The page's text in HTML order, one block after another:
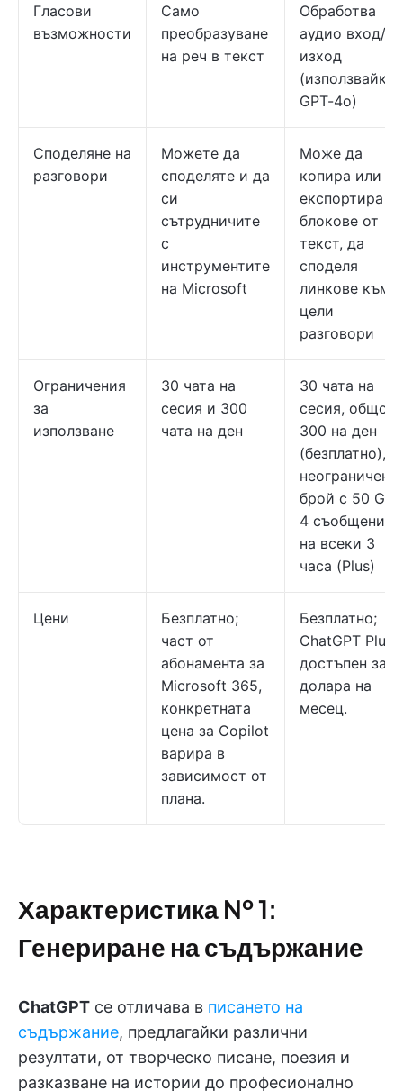
Гласови
възможности
Само
преобразуване
на реч в текст
Обработва
аудио вход/
изход
(използвайки
GPT-4o)
Споделяне на
разговори
Можете да
споделяте и да
си
сътрудничите
с
инструментите
на Microsoft
Може да
копира или
експортира
блокове от
текст, да
споделя
линкове към
цели
разговори
Ограничения
за
използване
30 чата на
сесия и 300
чата на ден
30 чата на
сесия, общо
300 на ден
(безплатно),
неограничен
брой с 50
4 съобщения
на всеки 3
часа (Plus)
Цени
Безплатно;
част от
абонамента за
Microsoft 365,
конкретната
цена за Copilot
варира в
зависимост от
плана.
Безплатно;
ChatGPT Plus
достъпен за
долара на
месец.
Характеристика № 1:
Генериране на съдържание
ChatGPT се отличава в писането на
съдържание, предлагайки различни
резултати, от творческо писане, поезия и
разказване на истории до професионално